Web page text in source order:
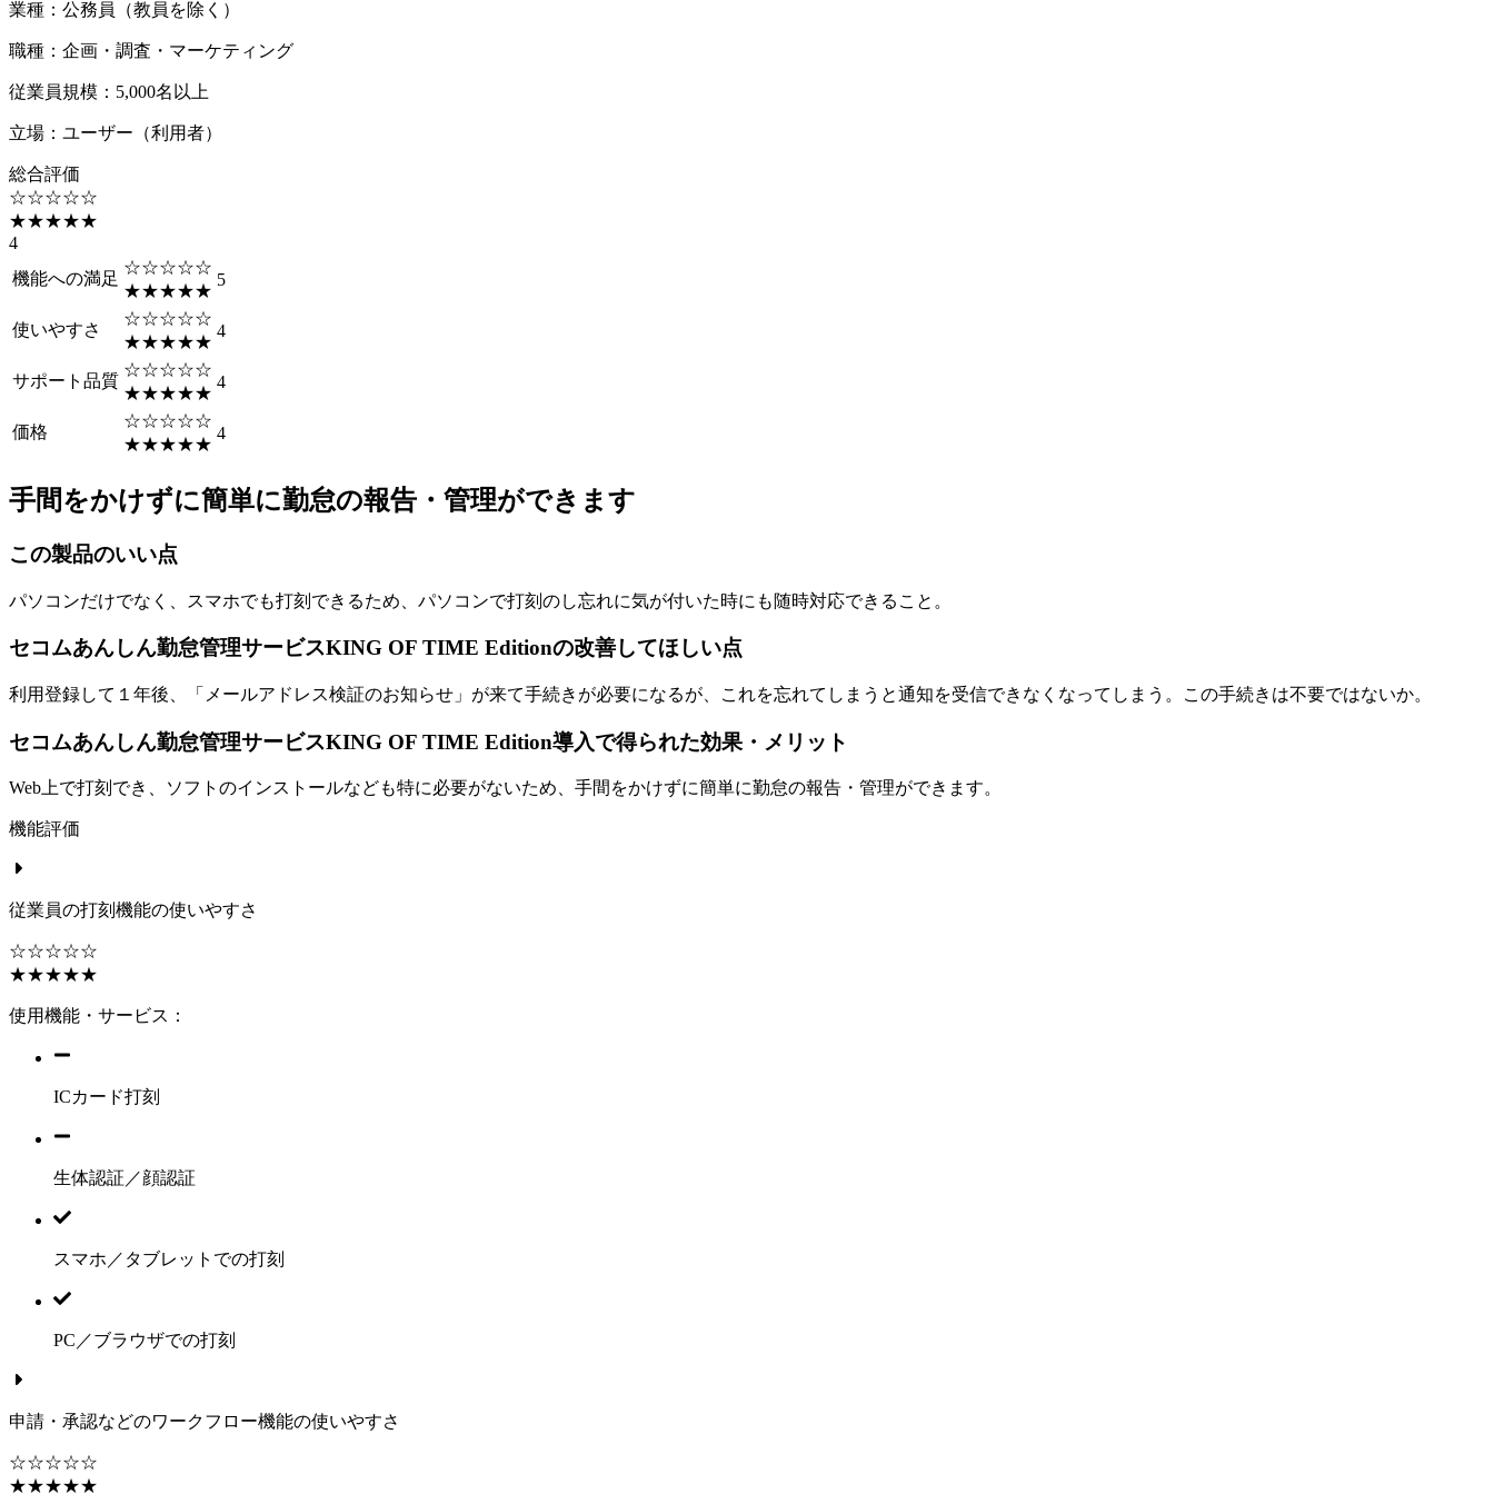
業種 ： 公務員（教員を除く）
職種 ： 企画・調査・マーケティング
従業員規模 ： 5,000名以上
立場 ： ユーザー（利用者）
総合評価
☆☆☆☆☆
★★★★★
4
機能への満足
☆☆☆☆☆
★★★★★
5
使いやすさ
☆☆☆☆☆
★★★★★
4
サポート品質
☆☆☆☆☆
★★★★★
4
価格
☆☆☆☆☆
★★★★★
4
手間をかけずに簡単に勤怠の報告・管理ができます
この製品のいい点
パソコンだけでなく、スマホでも打刻できるため、パソコンで打刻のし忘れに気が付いた時にも随時対応できること。
セコムあんしん勤怠管理サービスKING OF TIME Editionの改善してほしい点
利用登録して１年後、「メールアドレス検証のお知らせ」が来て手続きが必要になるが、これを忘れてしまうと通知を受信できなくなってしまう。この手続きは不要ではないか。
セコムあんしん勤怠管理サービスKING OF TIME Edition導入で得られた効果・メリット
Web上で打刻でき、ソフトのインストールなども特に必要がないため、手間をかけずに簡単に勤怠の報告・管理ができます。
機能評価
従業員の打刻機能の使いやすさ
☆☆☆☆☆
★★★★★
使用機能・サービス：
ICカード打刻
生体認証／顔認証
スマホ／タブレットでの打刻
PC／ブラウザでの打刻
申請・承認などのワークフロー機能の使いやすさ
☆☆☆☆☆
★★★★★